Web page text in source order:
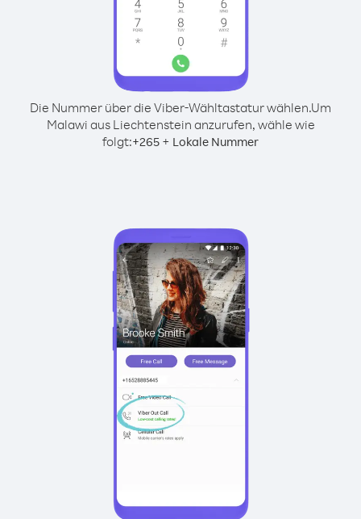
Die Nummer über die Viber-Wähltastatur wählen.Um
Malawi aus Liechtenstein anzurufen, wähle wie
folgt:+265 + Lokale Nummer